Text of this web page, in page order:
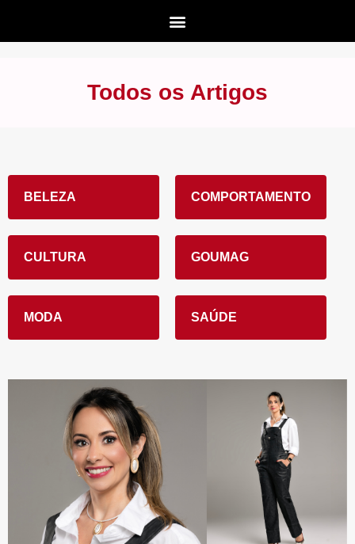
Todos os Artigos
BELEZA COMPORTAMENTO
CULTURA GOUMAG
MODA SAÚDE